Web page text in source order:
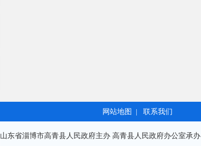
网站地图 | 联系我们
山东省淄博市高青县人民政府主办 高青县人民政府办公室承办